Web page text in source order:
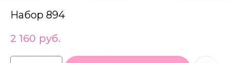
Набор 894
2 160 руб.